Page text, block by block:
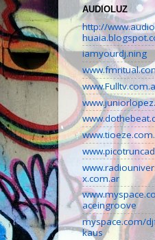
AUDIOLUZ
http://
iamyourdj.ning
x.com.ar
aceingroove
myspace.com/
kaus